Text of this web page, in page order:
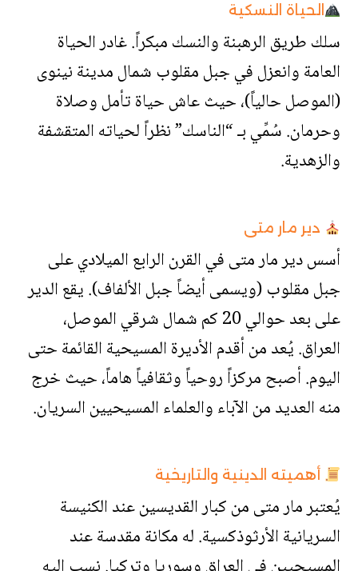
الحياة النسكية
سلك طريق الرهبنة والنسك مبكراً. غادر الحياة
العامة وانعزل في جبل مقلوب شمال مدينة نينوى
(الموصل حالياً)، حيث عاش حياة تأمل وصلاة
وحرمان. سُمِّي بـ “الناسك” نظراً لحياته المتقشفة
والزهدية.
دير مار متى
أسس دير مار متى في القرن الرابع الميلادي على
جبل مقلوب (ويسمى أيضاً جبل الألفاف). يقع الدير
على بعد حوالي 20 كم شمال شرقي الموصل،
العراق. يُعد من أقدم الأديرة المسيحية القائمة حتى
اليوم. أصبح مركزاً روحياً وثقافياً هاماً، حيث خرج
منه العديد من الآباء والعلماء المسيحيين السريان.
أهميته الدينية والتاريخية
يُعتبر مار متى من كبار القديسين عند الكنيسة
السريانية الأرثوذكسية. له مكانة مقدسة عند